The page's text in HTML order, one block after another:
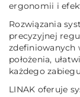
ergonomii i
Rozwiązania
precyzyjnej
zdefiniowanych
położenia,
każdego
LINAK oferuje